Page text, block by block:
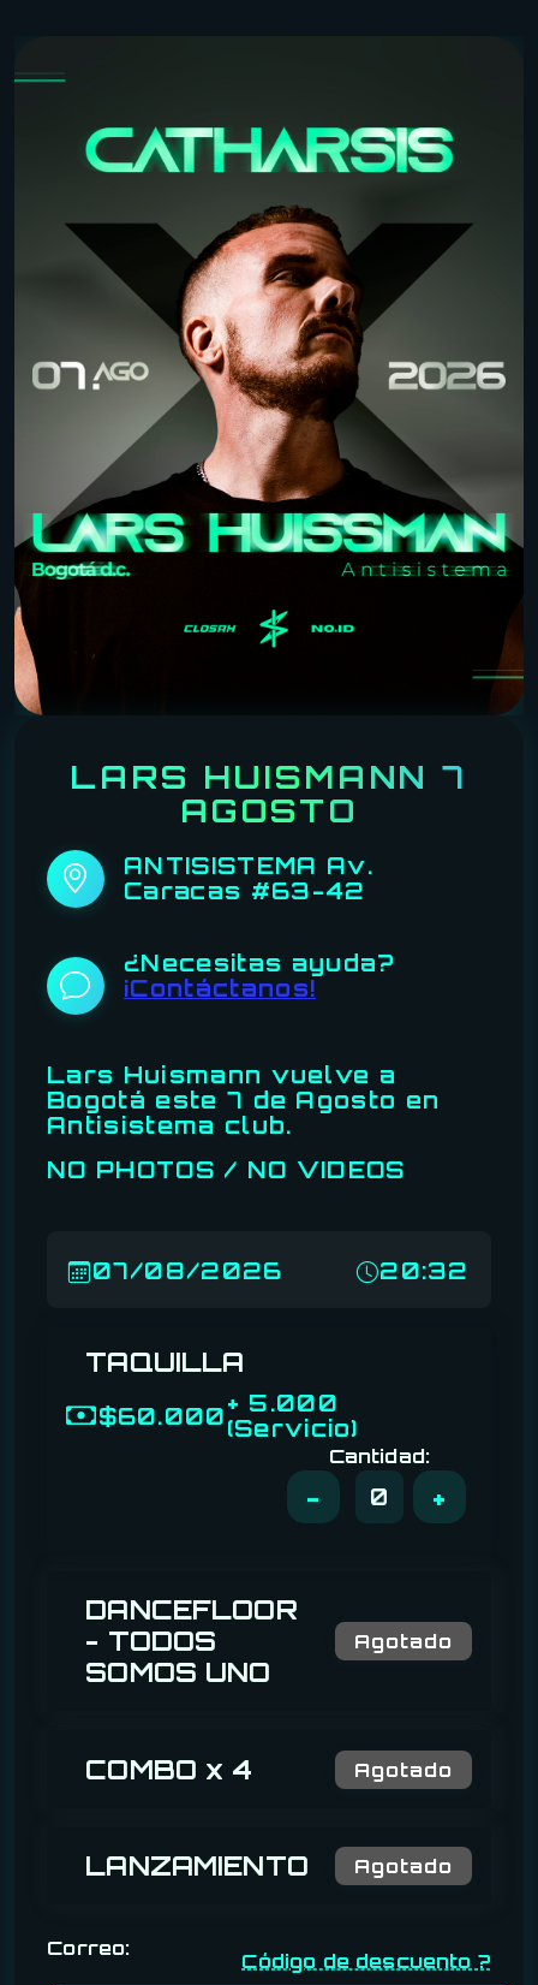
LARS HUISMANN 7
AGOSTO
ANTISISTEMA Av.
Caracas #63-42
¿Necesitas ayuda?
¡Contáctanos!
Lars Huismann vuelve a
Bogotá este 7 de Agosto en
Antisistema club.
NO PHOTOS / NO VIDEOS
07/08/2026 20:32
TAQUILLA
$60.000+ 5.000
(Servicio)
Cantidad:
- 0 +
DANCEFLOOR
- TODOS
SOMOS UNO
Agotado
COMBO x 4 Agotado
LANZAMIENTO Agotado
Correo:
Código de descuento ?